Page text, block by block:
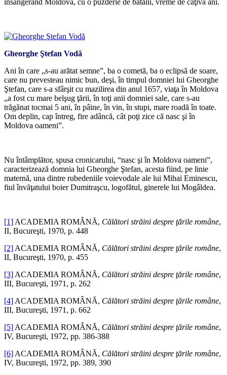
însângerând Moldova, cu o puzderie de bătălii, vreme de câţiva ani.
Gheorghe Ştefan Vodă
Ani în care „s-au arătat semne”, ba o cometă, ba o eclipsă de soare,
care nu prevesteau nimic bun, deşi, în timpul domniei lui Gheorghe
Ştefan, care s-a sfârşit cu mazilirea din anul 1657, viaţa în Moldova
„a fost cu mare belşug ţării, în toţi anii domniei sale, care s-au
trăgănat tocmai 5 ani, în pâine, în vin, în stupi, mare roadă în toate.
Om deplin, cap întreg, fire adâncă, cât poţi zice că nasc şi în
Moldova oameni”.
Nu întâmplător, spusa cronicarului, “nasc şi în Moldova oameni”,
caracterizează domnia lui Gheorghe Ştefan, acesta fiind, pe linie
maternă, una dintre rubedeniile voievodale ale lui Mihai Eminescu,
fiul învăţatului boier Dumitraşcu, logofătul, ginerele lui Mogâldea.
[1] ACADEMIA ROMÂNĂ, Călători străini despre ţările române,
II, Bucureşti, 1970, p. 448
[2] ACADEMIA ROMÂNĂ, Călători străini despre ţările române,
II, Bucureşti, 1970, p. 455
[3] ACADEMIA ROMÂNĂ, Călători străini despre ţările române,
III, Bucureşti, 1971, p. 262
[4] ACADEMIA ROMÂNĂ, Călători străini despre ţările române,
III, Bucureşti, 1971, p. 662
[5] ACADEMIA ROMÂNĂ, Călători străini despre ţările române,
IV, Bucureşti, 1972, pp. 386-388
[6] ACADEMIA ROMÂNĂ, Călători străini despre ţările române,
IV, Bucureşti, 1972, pp. 389, 390